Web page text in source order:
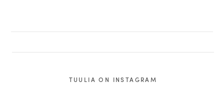
TUULIA ON INSTAGRAM